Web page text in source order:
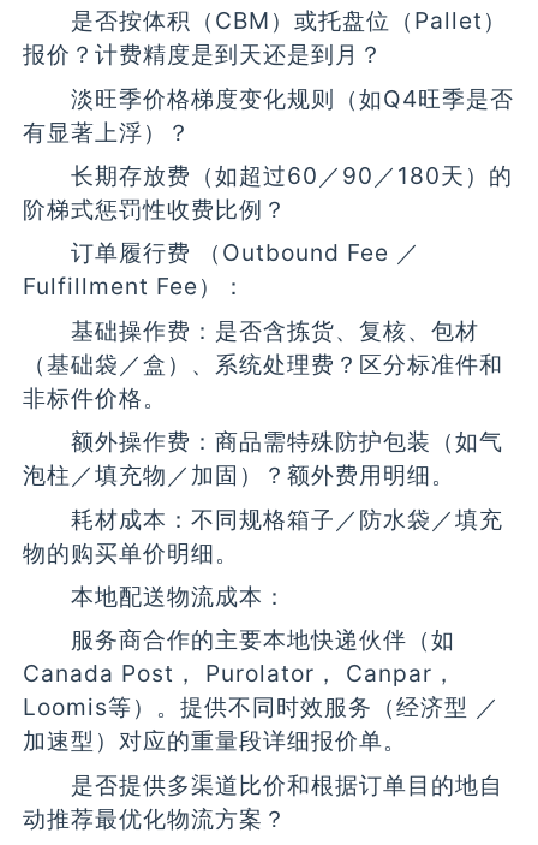
是否按体积（CBM）或托盘位（Pallet）
报价？计费精度是到天还是到月？
淡旺季价格梯度变化规则（如Q4旺季是否
有显著上浮）？
长期存放费（如超过60／90／180天）的
阶梯式惩罚性收费比例？
订单履行费 （Outbound Fee ／
Fulfillment Fee）：
基础操作费：是否含拣货、复核、包材
（基础袋／盒）、系统处理费？区分标准件和
非标件价格。
额外操作费：商品需特殊防护包装（如气
泡柱／填充物／加固）？额外费用明细。
耗材成本：不同规格箱子／防水袋／填充
物的购买单价明细。
本地配送物流成本：
服务商合作的主要本地快递伙伴（如
Canada Post， Purolator， Canpar，
Loomis等）。提供不同时效服务（经济型 ／
加速型）对应的重量段详细报价单。
是否提供多渠道比价和根据订单目的地自
动推荐最优化物流方案？